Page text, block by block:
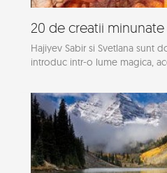
20 de creatii minunate
Hajiyev Sabir si Svetlana sunt
introduc intr-o lume magica,